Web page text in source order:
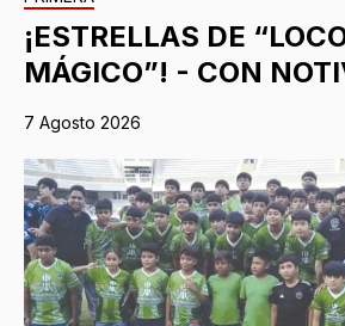
¡ESTRELLAS DE
MÁGICO”! - CON
7 Agosto 2026